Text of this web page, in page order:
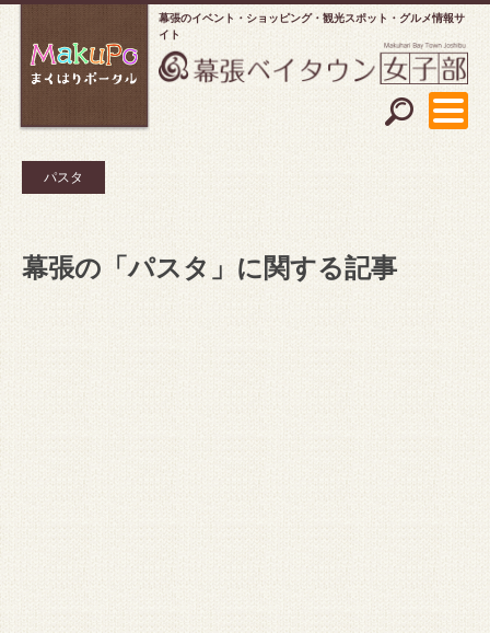
幕張のイベント・ショッピング
観光スポット・グルメ情報サ
イト
パスタ
幕張の「パスタ」に関する記事